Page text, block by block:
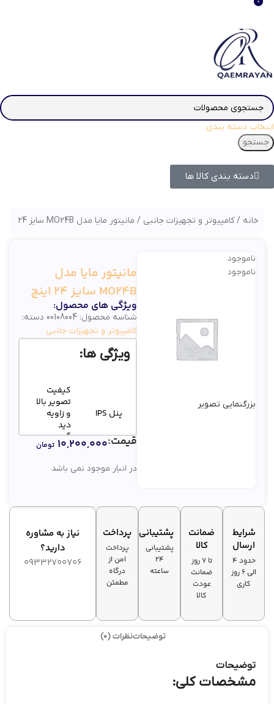
انتخاب دسته بندی
جستجو
دسته بندی کالا ها
خانه کامپیوتر و تجهیزات جانبی مانیتور مایا مدل MO24B سایز 24 اینچ
ناموجود
ناموجود
بزرگنمایی تصویر
مانیتور مایا مدل
MO24B سایز 24 اینچ
ویژگی های محصول:
شناسه محصول: 00108004 دسته:
کامپیوتر و تجهیزات جانبی
ویژگی ها:
پنل IPS
کیفیت
تصویر بالا
و زاویه
دید
گسترده
نمایش
زمان
پاسخ‌دهی
۱ms
کاهش
تاری حرکت
و لگ
در انبار موجود نمی باشد
قیمت:۱۰,۲۰۰,۰۰۰ تومان
شرایط
ارسال
حدود 4
الی 6 روز
کاری
ضمانت
کالا
تا ۷ روز
ضمانت
عودت
کالا
پشتیبانی
پشتیبانی
۲۴
ساعته
پرداخت
پرداخت
امن از
درگاه
مطمئن
نیاز به مشاوره
دارید؟
09332700706
توضیحاتنظرات (0)
توضیحات
مشخصات کلی: